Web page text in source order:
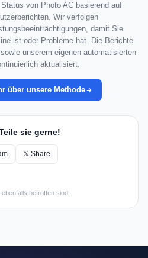
von Photo AC basierend auf
Wir verfolgen
damit Sie
ist oder Probleme hat. Die Berichte
unserem eigenen automatisierten
aktualisiert.
über unsere Methode
sie gerne!
𝕏 Share
betroffen sind.